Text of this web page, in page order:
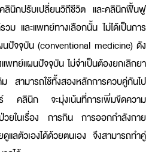
ลินิกปรับเปลี่ยนวิถีชีวิต และคลินิกฟื้นฟู
ม และแพทย์ทางเลือกนั้น ไม่ได้เป็นการ
ปัจจุบัน (conventional medicine) ดัง
ทย์แผนปัจจุบัน ไม่จำเป็นต้องยกเลิกยา
ม สามารถใช้ทั้งสองหลักการควบคู่กันไป
ร์ คลินิก จะมุ่งเน้นที่การเพิ่มขีดความ
วยในเรื่อง การกิน การออกกำลังกาย
แลตัวเองได้ด้วยตนเอง จึงสามารถทำคู่